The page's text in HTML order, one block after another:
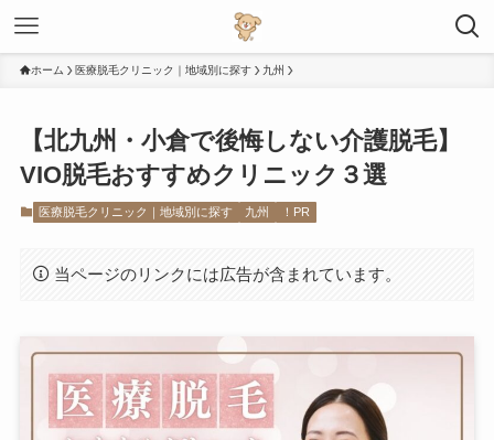
ホーム 医療脱毛クリニック｜地域別に探す 九州
【北九州・小倉で後悔しない介護脱毛】
VIO脱毛おすすめクリニック３選
医療脱毛クリニック｜地域別に探す 九州 ！PR
当ページのリンクには広告が含まれています。